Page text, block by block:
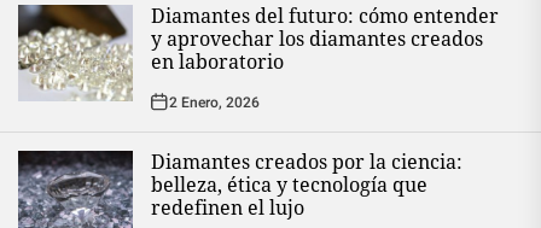
Diamantes del futuro: cómo entender
y aprovechar los diamantes creados
en laboratorio
2 Enero, 2026
Diamantes creados por la ciencia:
belleza, ética y tecnología que
redefinen el lujo